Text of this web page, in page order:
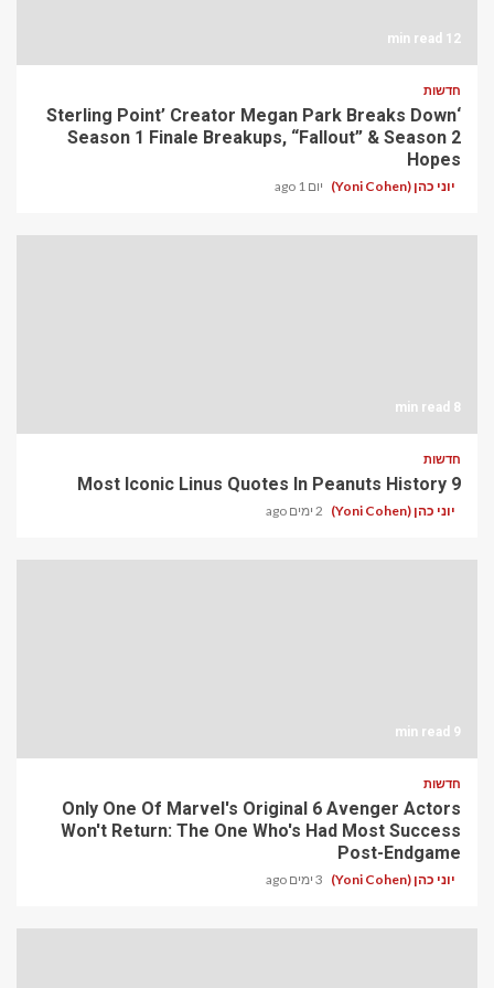
12 min read
חדשות
‘Sterling Point’ Creator Megan Park Breaks Down
Season 1 Finale Breakups, “Fallout” & Season 2
Hopes
יוני כהן (Yoni Cohen) יום 1 ago
8 min read
חדשות
9 Most Iconic Linus Quotes In Peanuts History
יוני כהן (Yoni Cohen) 2 ימים ago
9 min read
חדשות
Only One Of Marvel's Original 6 Avenger Actors
Won't Return: The One Who's Had Most Success
Post-Endgame
יוני כהן (Yoni Cohen) 3 ימים ago